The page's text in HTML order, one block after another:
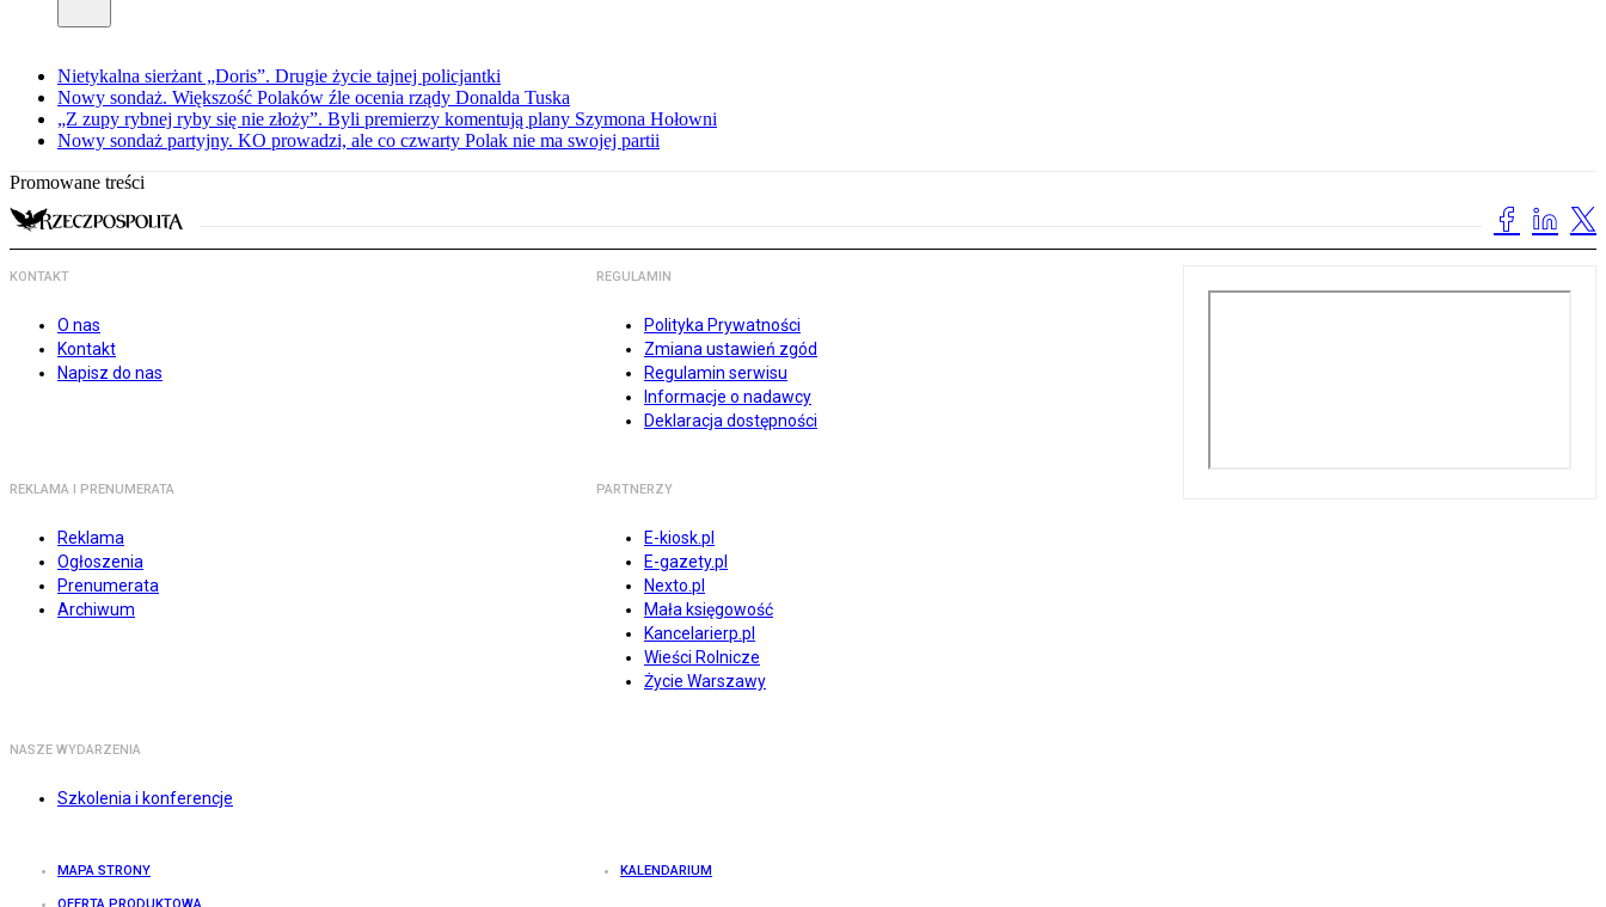
Nietykalna sierżant „Doris”. Drugie życie tajnej policjantki
Nowy sondaż. Większość Polaków źle ocenia rządy Donalda Tuska
„Z zupy rybnej ryby się nie złoży”. Byli premierzy komentują plany Szymona Hołowni
Nowy sondaż partyjny. KO prowadzi, ale co czwarty Polak nie ma swojej partii
Promowane treści
KONTAKT
O nas
Kontakt
Napisz do nas
REGULAMIN
Polityka Prywatności
Zmiana ustawień zgód
Regulamin serwisu
Informacje o nadawcy
Deklaracja dostępności
REKLAMA I PRENUMERATA
Reklama
Ogłoszenia
Prenumerata
Archiwum
PARTNERZY
E-kiosk.pl
E-gazety.pl
Nexto.pl
Mała księgowość
Kancelarierp.pl
Wieści Rolnicze
Życie Warszawy
NASZE WYDARZENIA
Szkolenia i konferencje
MAPA STRONY KALENDARIUM